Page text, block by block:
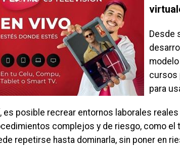
Desde
cursos
para
es posible recrear entornos laborales
complejos y de riesgo, como el
repetirse hasta dominarla, sin poner en